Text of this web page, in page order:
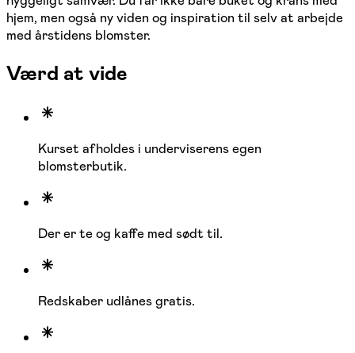
hjem, men også ny viden og inspiration til selv at arbejde
med årstidens blomster.
Værd at vide
Kurset afholdes i underviserens egen
blomsterbutik.
Der er te og kaffe med sødt til.
Redskaber udlånes gratis.